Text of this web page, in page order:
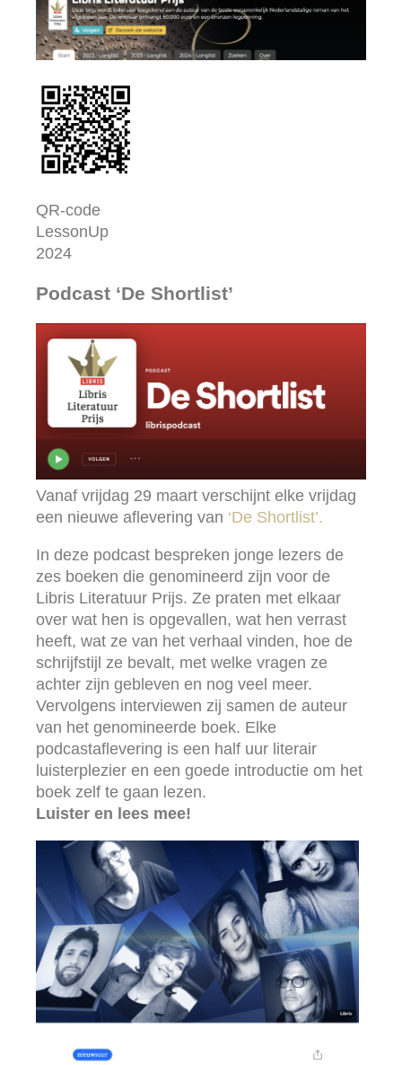
QR-code
LessonUp
2024
Podcast ‘De Shortlist’
Vanaf vrijdag 29 maart verschijnt elke vrijdag
een nieuwe aflevering van ‘De Shortlist’.
In deze podcast bespreken jonge lezers de
zes boeken die genomineerd zijn voor de
Libris Literatuur Prijs. Ze praten met elkaar
over wat hen is opgevallen, wat hen verrast
heeft, wat ze van het verhaal vinden, hoe de
schrijfstijl ze bevalt, met welke vragen ze
achter zijn gebleven en nog veel meer.
Vervolgens interviewen zij samen de auteur
van het genomineerde boek. Elke
podcastaflevering is een half uur literair
luisterplezier en een goede introductie om het
boek zelf te gaan lezen.
Luister en lees mee!